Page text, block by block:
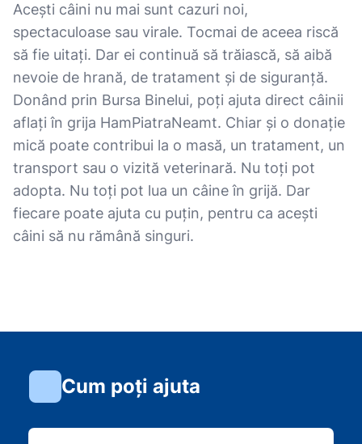
Acești câini nu mai sunt cazuri noi,
spectaculoase sau virale. Tocmai de aceea riscă
să fie uitați. Dar ei continuă să trăiască, să aibă
nevoie de hrană, de tratament și de siguranță.
Donând prin Bursa Binelui, poți ajuta direct câinii
aflați în grija HamPiatraNeamt. Chiar și o donație
mică poate contribui la o masă, un tratament, un
transport sau o vizită veterinară. Nu toți pot
adopta. Nu toți pot lua un câine în grijă. Dar
fiecare poate ajuta cu puțin, pentru ca acești
câini să nu rămână singuri.
Cum poți ajuta